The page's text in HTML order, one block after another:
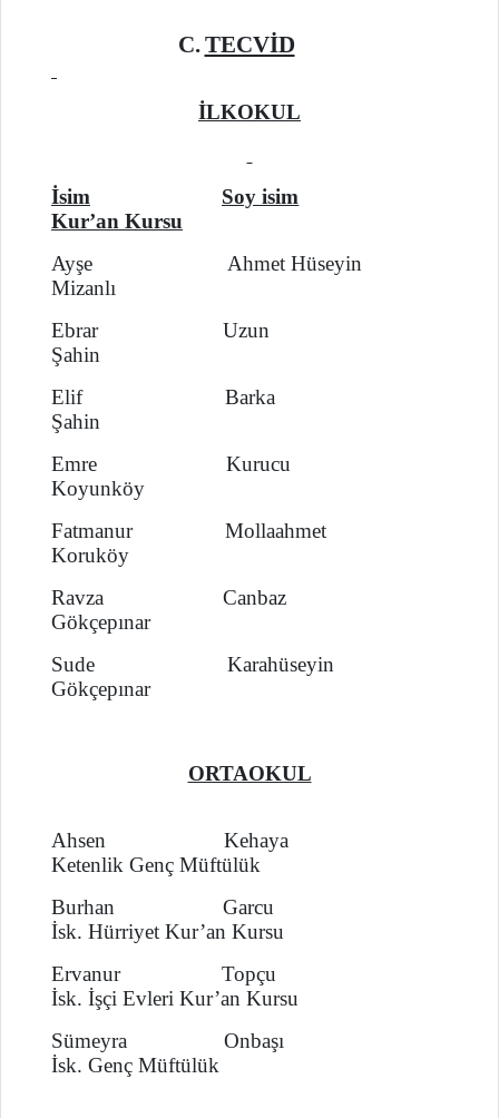
C.TECVİD
İLKOKUL
İsim
Soy isim
Kur’an Kursu
Ayşe Ahmet Hüseyin
Mizanlı
Ebrar Uzun
Şahin
Elif Barka
Şahin
Emre Kurucu
Koyunköy
Fatmanur Mollaahmet
Koruköy
Ravza Canbaz
Gökçepınar
Sude Karahüseyin
Gökçepınar
ORTAOKUL
Ahsen Kehaya
Ketenlik Genç Müftülük
Burhan Garcu
İsk. Hürriyet Kur’an Kursu
Ervanur Topçu
İsk. İşçi Evleri Kur’an Kursu
Sümeyra Onbaşı
İsk. Genç Müftülük